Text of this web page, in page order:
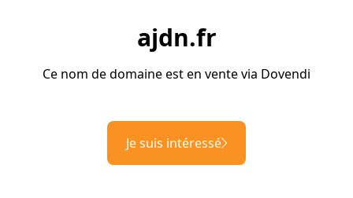
ajdn.fr
Ce nom de domaine est en vente via Dovendi
Je suis intéressé